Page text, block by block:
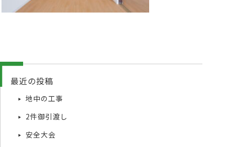
最近の投稿
地中の工事
2件御引渡し
安全大会